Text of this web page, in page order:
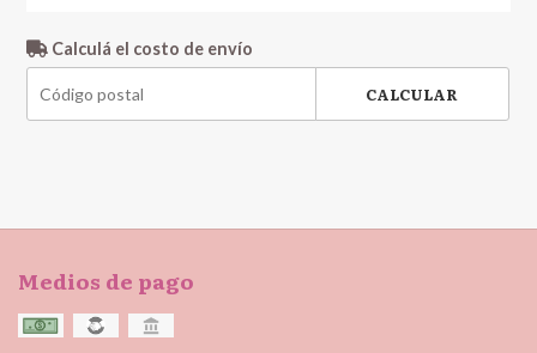
Calculá el costo de envío
CALCULAR
Medios de pago